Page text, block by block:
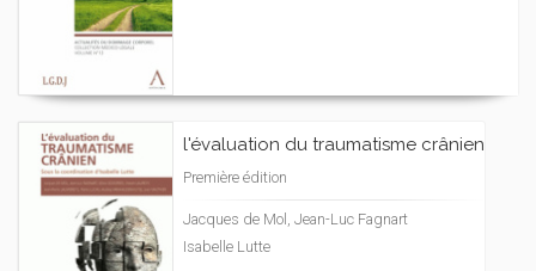
l'évaluation du traumatisme crânien
Première édition
Jacques de Mol, Jean-Luc Fagnart
Isabelle Lutte